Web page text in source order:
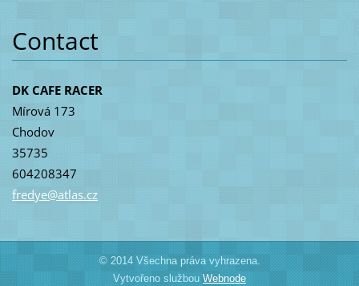
Contact
DK CAFE RACER
Mírová 173
Chodov
35735
604208347
fredye@atlas.cz
© 2014 Všechna práva vyhrazena.
Vytvořeno službou Webnode